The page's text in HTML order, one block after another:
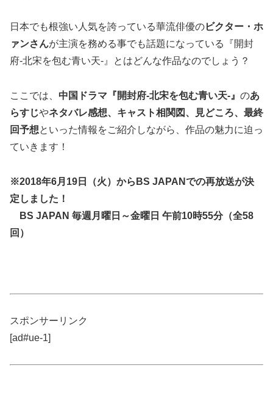
日本でも根強い人気を誇っている華流俳優のビクター・ホ
ァンさんが主演を務める事でも話題になっている『開封
府-北宋を包む青い天-』とはどんな作品なのでしょう？
ここでは、 中国ドラマ『開封府-北宋を包む青い天-』 のあ
らすじやネタバレ感想、キャスト相関図、見どころ、最終
回予想といった情報をご紹介しながら、作品の魅力に迫っ
ていきます！
※2018年6月19日（火）からBS JAPANでの再放送が決
定しました！
BS JAPAN 毎週月曜日～金曜日 午前10時55分（全58
回）
スポンサーリンク
[ad#ue-1]